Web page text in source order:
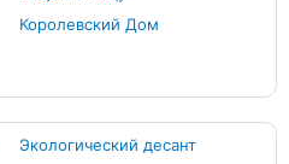
Королевский Дом
Экологический десант